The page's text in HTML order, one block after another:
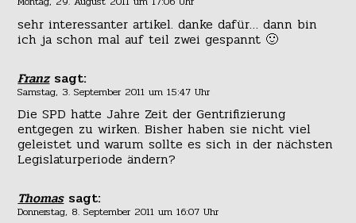
sehr interessanter artikel. danke dafür… dann bin
ich ja schon mal auf teil zwei gespannt 🙂
Franz sagt:
Samstag, 3. September 2011 um 15:47 Uhr
Die SPD hatte Jahre Zeit der Gentrifizierung
entgegen zu wirken. Bisher haben sie nicht viel
geleistet und warum sollte es sich in der nächsten
Legislaturperiode ändern?
Thomas sagt:
Donnerstag, 8. September 2011 um 16:07 Uhr